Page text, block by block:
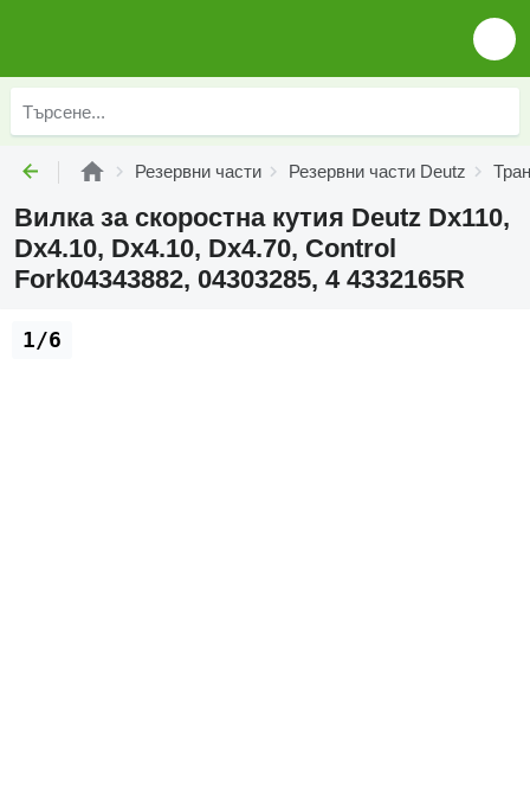
Резервни части Резервни части Deutz
Вилка за скоростна кутия Deutz Dx110,
Dx4.10, Dx4.10, Dx4.70, Control
Fork04343882, 04303285, 4 4332165R
1/6